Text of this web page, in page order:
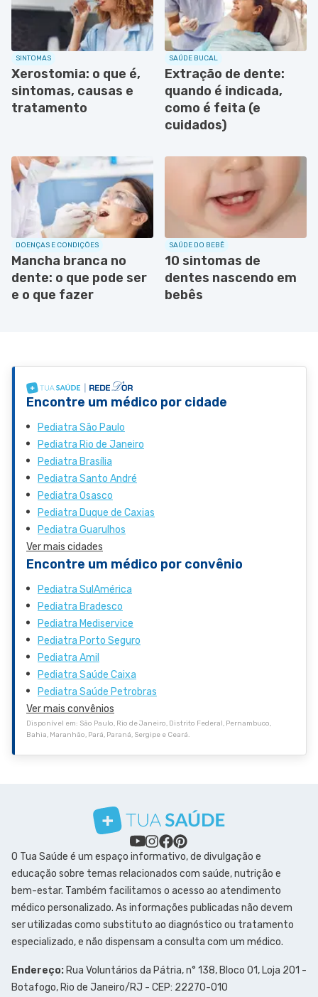
SINTOMAS
Xerostomia: o que é,
sintomas, causas e
tratamento
SAÚDE BUCAL
Extração de dente:
quando é indicada,
como é feita (e
cuidados)
DOENÇAS E CONDIÇÕES
Mancha branca no
dente: o que pode ser
e o que fazer
SAÚDE DO BEBÊ
10 sintomas de
dentes nascendo em
bebês
Encontre um médico por cidade
Pediatra São Paulo
Pediatra Rio de Janeiro
Pediatra Brasília
Pediatra Santo André
Pediatra Osasco
Pediatra Duque de Caxias
Pediatra Guarulhos
Ver mais cidades
Encontre um médico por convênio
Pediatra SulAmérica
Pediatra Bradesco
Pediatra Mediservice
Pediatra Porto Seguro
Pediatra Amil
Pediatra Saúde Caixa
Pediatra Saúde Petrobras
Ver mais convênios
Disponível em: São Paulo, Rio de Janeiro, Distrito Federal, Pernambuco,
Bahia, Maranhão, Pará, Paraná, Sergipe e Ceará.
O Tua Saúde é um espaço informativo, de divulgação e
educação sobre temas relacionados com saúde, nutrição e
bem-estar. Também facilitamos o acesso ao atendimento
médico personalizado. As informações publicadas não devem
ser utilizadas como substituto ao diagnóstico ou tratamento
especializado, e não dispensam a consulta com um médico.
Endereço:Rua Voluntários da Pátria, n° 138, Bloco 01, Loja 201 -
Botafogo, Rio de Janeiro/RJ - CEP: 22270-010